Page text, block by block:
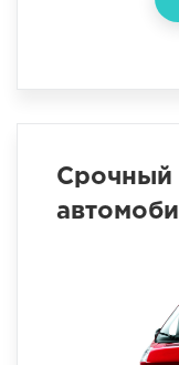
Срочный